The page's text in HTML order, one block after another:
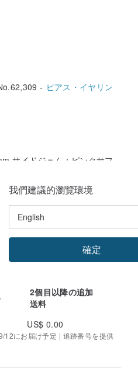
- ピアス・イヤリン
サイドジェム：ピンクサフ
ハウジング
2個目以降の追加
送料
US$ 0.00
12にお届け予定 | 追跡番号を提供
我們建議的瀏覽環境
確定